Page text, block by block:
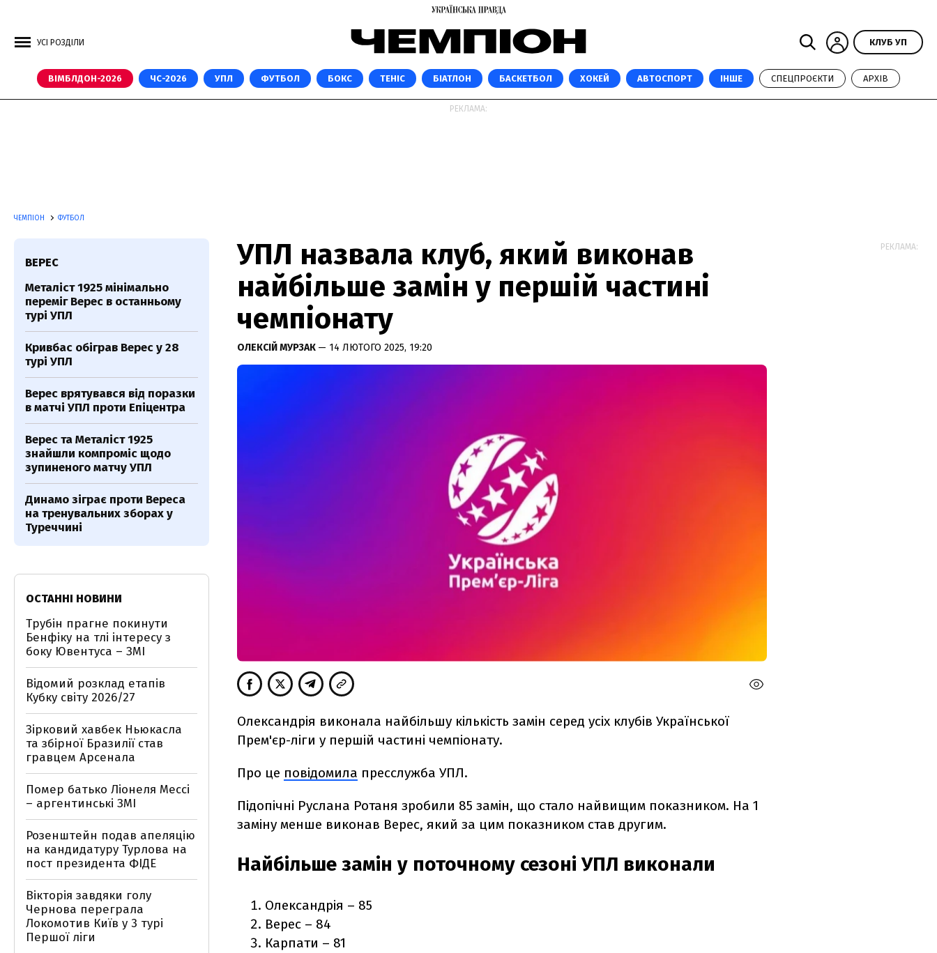
УСІ РОЗДІЛИ КЛУБ УП
ВІМБЛДОН-2026 ЧС-2026 УПЛ ФУТБОЛ БОКС ТЕНІС БІАТЛОН БАСКЕТБОЛ ХОКЕЙ АВТОСПОРТ ІНШЕ СПЕЦПРОЄКТИ АРХІВ
РЕКЛАМА:
ЧЕМПІОН ФУТБОЛ
УПЛ назвала клуб, який виконав
найбільше замін у першій частині
чемпіонату
ОЛЕКСІЙ МУРЗАК — 14 ЛЮТОГО 2025, 19:20
Олександрія виконала найбільшу кількість замін серед усіх клубів Української
Прем'єр-ліги у першій частині чемпіонату.
Про це повідомила пресслужба УПЛ.
Підопічні Руслана Ротаня зробили 85 замін, що стало найвищим показником. На 1
заміну менше виконав Верес, який за цим показником став другим.
Найбільше замін у поточному сезоні УПЛ виконали
Олександрія – 85
Верес – 84
Карпати – 81
ВЕРЕС
Металіст 1925 мінімально
переміг Верес в останньому
турі УПЛ
Кривбас обіграв Верес у 28
турі УПЛ
Верес врятувався від поразки
в матчі УПЛ проти Епіцентра
Верес та Металіст 1925
знайшли компроміс щодо
зупиненого матчу УПЛ
Динамо зіграє проти Вереса
на тренувальних зборах у
Туреччині
ОСТАННІ НОВИНИ
Трубін прагне покинути
Бенфіку на тлі інтересу з
боку Ювентуса – ЗМІ
Відомий розклад етапів
Кубку світу 2026/27
Зірковий хавбек Ньюкасла
та збірної Бразилії став
гравцем Арсенала
Помер батько Ліонеля Мессі
– аргентинські ЗМІ
Розенштейн подав апеляцію
на кандидатуру Турлова на
пост президента ФІДЕ
Вікторія завдяки голу
Чернова переграла
Локомотив Київ у 3 турі
Першої ліги
РЕКЛАМА: